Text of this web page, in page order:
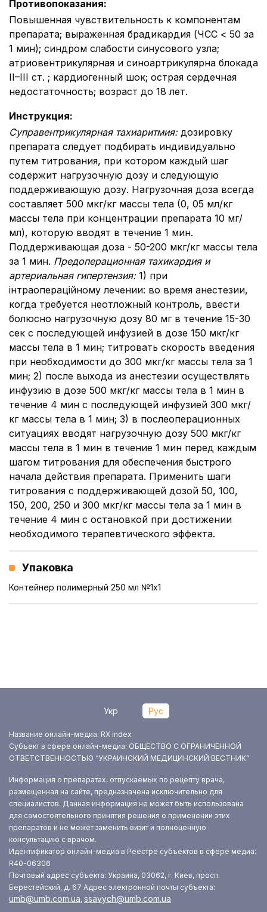
Противопоказания:
Повышенная чувствительность к компонентам
препарата; выраженная брадикардия (ЧСС < 50 за
1 мин); синдром слабости синусового узла;
атриовентрикулярная и синоартрикулярна блокада
II–III ст. ; кардиогенный шок; острая сердечная
недостаточность; возраст до 18 лет.
Инструкция:
Суправентрикулярная тахиаритмия: дозировку
препарата следует подбирать индивидуально
путем титрования, при котором каждый шаг
содержит нагрузочную дозу и следующую
поддерживающую дозу. Нагрузочная доза всегда
составляет 500 мкг/кг массы тела (0, 05 мл/кг
массы тела при концентрации препарата 10 мг/
мл), которую вводят в течение 1 мин.
Поддерживающая доза - 50-200 мкг/кг массы тела
за 1 мин. Предоперационная тахикардия и
артериальная гипертензия: 1) при
інтраопераційному лечении: во время анестезии,
когда требуется неотложный контроль, ввести
болюсно нагрузочную дозу 80 мг в течение 15-30
сек с последующей инфузией в дозе 150 мкг/кг
массы тела в 1 мин; титровать скорость введения
при необходимости до 300 мкг/кг массы тела за 1
мин; 2) после выхода из анестезии осуществлять
инфузию в дозе 500 мкг/кг массы тела в 1 мин в
течение 4 мин с последующей инфузией 300 мкг/
кг массы тела в 1 мин; 3) в послеоперационных
ситуациях вводят нагрузочную дозу 500 мкг/кг
массы тела в 1 мин в течение 1 мин перед каждым
шагом титрования для обеспечения быстрого
начала действия препарата. Применить шаги
титрования с поддерживающей дозой 50, 100,
150, 200, 250 и 300 мкг/кг массы тела за 1 мин в
течение 4 мин с остановкой при достижении
необходимого терапевтического эффекта.
Упаковка
Контейнер полимерный 250 мл №1x1
Укр Рус
Название онлайн-медиа: RX index
Субъект в сфере онлайн-медиа: ОБЩЕСТВО С ОГРАНИЧЕННОЙ
ОТВЕТСТВЕННОСТЬЮ “УКРАИНСКИЙ МЕДИЦИНСКИЙ ВЕСТНИК”
Информация о препаратах, отпускаемых по рецепту врача,
размещенная на сайте, предназначена исключительно для
специалистов. Данная информация не может быть использована
для самостоятельного принятия решения о применении этих
препаратов и не может заменить визит и полноценную
консультацию с врачом.
Идентификатор онлайн-медиа в Реестре субъектов в сфере медиа:
R40-06306
Почтовый адрес субъекта: Украина, 03062, г. Киев, просп.
Берестейский, д. 67 Адрес электронной почты субъекта:
umb@umb.com.ua, ssavych@umb.com.ua